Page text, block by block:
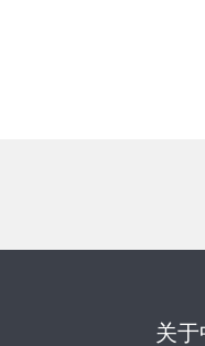
关于